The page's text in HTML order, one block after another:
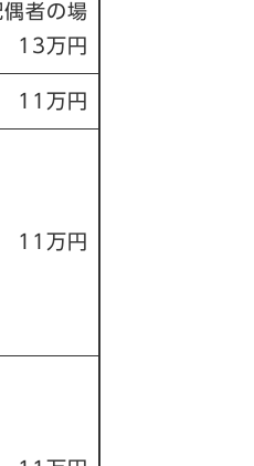
偶者の場
13万円
11万円
11万円